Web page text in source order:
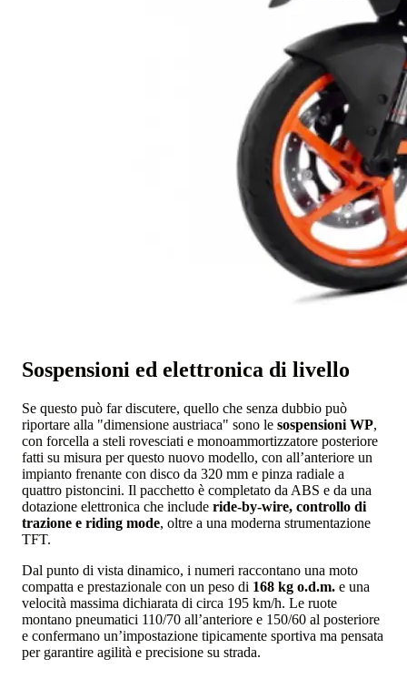
Sospensioni ed elettronica di livello
Se questo può far discutere, quello che senza dubbio può
riportare alla "dimensione austriaca" sono le sospensioni WP,
con forcella a steli rovesciati e monoammortizzatore posteriore
fatti su misura per questo nuovo modello, con all’anteriore un
impianto frenante con disco da 320 mm e pinza radiale a
quattro pistoncini. Il pacchetto è completato da ABS e da una
dotazione elettronica che include ride-by-wire, controllo di
trazione e riding mode, oltre a una moderna strumentazione
TFT.
Dal punto di vista dinamico, i numeri raccontano una moto
compatta e prestazionale con un peso di 168 kg o.d.m. e una
velocità massima dichiarata di circa 195 km/h. Le ruote
montano pneumatici 110/70 all’anteriore e 150/60 al posteriore
e confermano un’impostazione tipicamente sportiva ma pensata
per garantire agilità e precisione su strada.